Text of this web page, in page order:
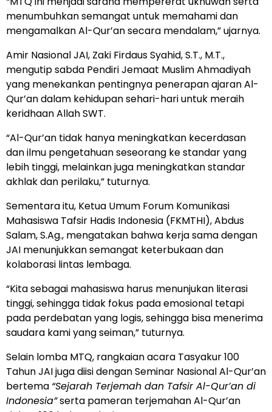
menumbuhkan semangat untuk memahami dan
mengamalkan Al-Qur’an secara mendalam,” ujarnya.
Amir Nasional JAI, Zaki Firdaus Syahid, S.T., M.T.,
mengutip sabda Pendiri Jemaat Muslim Ahmadiyah
yang menekankan pentingnya penerapan ajaran Al-
Qur’an dalam kehidupan sehari-hari untuk meraih
keridhaan Allah SWT.
“Al-Qur’an tidak hanya meningkatkan kecerdasan
dan ilmu pengetahuan seseorang ke standar yang
lebih tinggi, melainkan juga meningkatkan standar
akhlak dan perilaku,” tuturnya.
Sementara itu, Ketua Umum Forum Komunikasi
Mahasiswa Tafsir Hadis Indonesia (FKMTHI), Abdus
Salam, S.Ag., mengatakan bahwa kerja sama dengan
JAI menunjukkan semangat keterbukaan dan
kolaborasi lintas lembaga.
“Kita sebagai mahasiswa harus menunjukan literasi
tinggi, sehingga tidak fokus pada emosional tetapi
pada perdebatan yang logis, sehingga bisa menerima
saudara kami yang seiman,” tuturnya.
Selain lomba MTQ, rangkaian acara Tasyakur 100
Tahun JAI juga diisi dengan Seminar Nasional Al-Qur’an
bertema “Sejarah Terjemah dan Tafsir Al-Qur’an di
Indonesia”serta pameran terjemahan Al-Qur’an